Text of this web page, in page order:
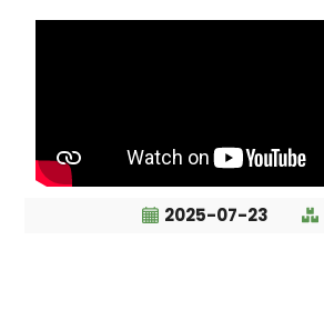
2025-07-23